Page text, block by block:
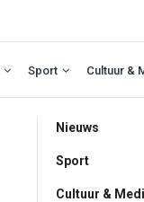
Sport Cultuur &
Nieuws
Sport
Cultuur &